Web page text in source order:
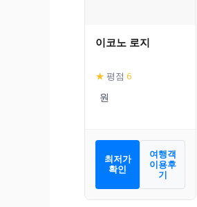
이코노 로지
★ 평점 6
최저가
확인
여행객
이용후
기